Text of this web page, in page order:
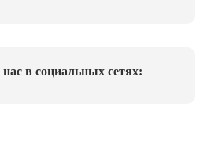
в социальных сетях: